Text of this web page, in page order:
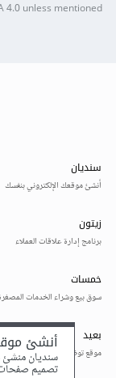
4.0unless mentioned